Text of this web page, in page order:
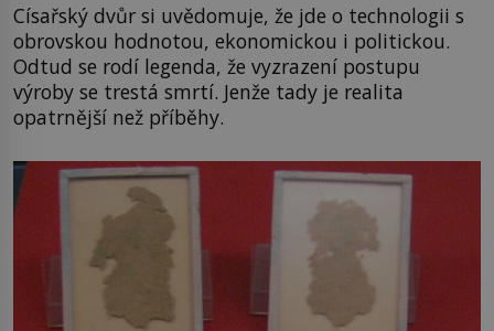
Císařský dvůr si uvědomuje, že jde o technologii s
obrovskou hodnotou, ekonomickou i politickou.
Odtud se rodí legenda, že vyzrazení postupu
výroby se trestá smrtí. Jenže tady je realita
opatrnější než příběhy.